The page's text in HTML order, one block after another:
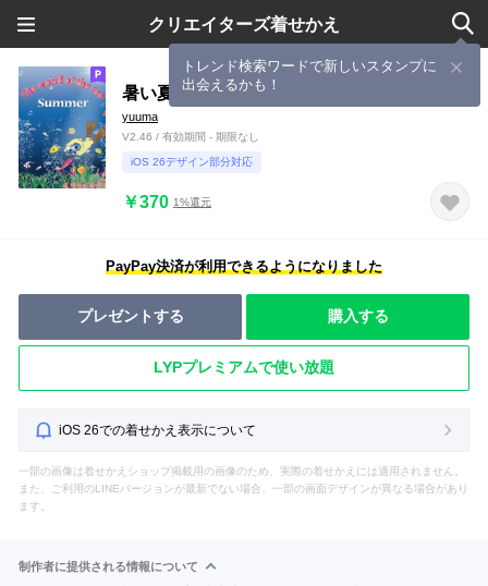
クリエイターズ着せかえ
トレンド検索ワードで新しいスタンプに
出会えるかも！
暑い夏に海の中でリラックスタイム
yuuma
V2.46 / 有効期間 - 期限なし
iOS 26デザイン部分対応
￥370 1%還元
PayPay決済が利用できるようになりました
プレゼントする 購入する
LYPプレミアムで使い放題
iOS 26での着せかえ表示について
一部の画像は着せかえショップ掲載用の画像のため、実際の着せかえには適用されません。
また、ご利用のLINEバージョンが最新でない場合、一部の画面デザインが異なる場合があり
ます。
制作者に提供される情報について